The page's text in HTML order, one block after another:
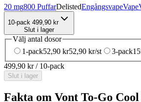
20 mg800 PuffarDelistedEngångsvapeVape
10-pack 499,90 kr
Slut i lager
Välj antal dosor
1-pack52,90 kr52,90 kr/st 3-pack
499,90 kr / 10-pack
Slut i lager
Fakta om Vont To-Go